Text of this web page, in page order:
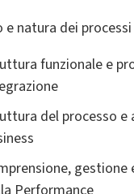
natura dei
funzionale e
del processo e